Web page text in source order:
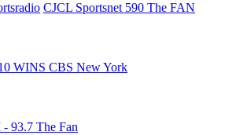
CJCL Sportsnet 590 The FAN
WINS CBS New York
93.7 The Fan